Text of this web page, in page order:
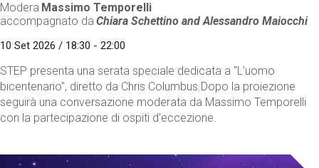
Modera Massimo Temporelli
accompagnato da Chiara Schettino andAlessandro Maiocchi
10 Set 2026 / 18:30 - 22:00
STEP presenta una serata speciale dedicata a "L’uomo
bicentenario", diretto da Chris Columbus.Dopo la proiezione
seguirà una conversazione moderata da Massimo Temporelli
con la partecipazione di ospiti d'eccezione.